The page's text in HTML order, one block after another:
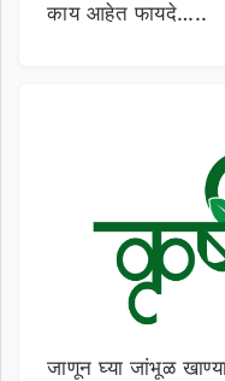
काय आहेत फायदे…..
जाणून घ्या जांभूळ